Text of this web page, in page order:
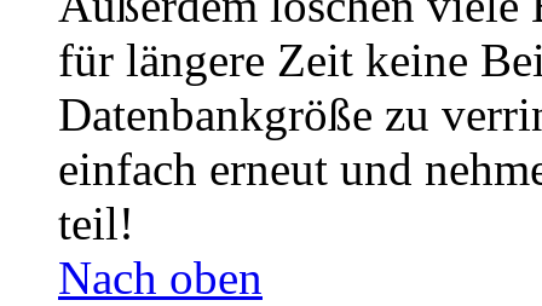
für längere Zeit keine
Datenbankgröße zu
einfach erneut und
teil!
Nach oben